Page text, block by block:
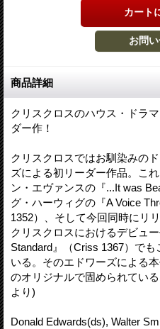
商品詳細
クリスクロスのハウス・ドラ
ダー作！
クリスクロスではお馴染みの
ズによる初リーダー作品。こ
ン・エヴァンスの『...It was
グ・ハーウィグの『A Voice
1352）、そして今回同時にリ
クリスクロスにおけるデビュ
Standard』（Criss 1367）で
いる。そのエドワーズによる
のオリジナルで固められてい
より)
Donald Edwards(ds), Walter